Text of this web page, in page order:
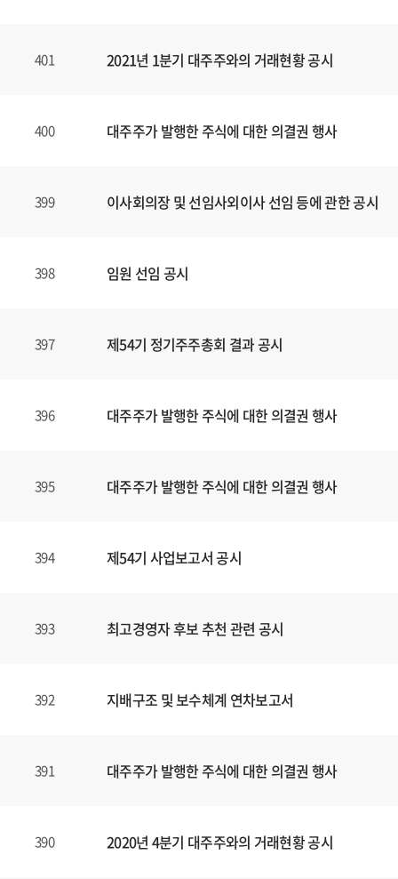
401 2021년 1분기 대주주와의 거래현황 공시
400 대주주가 발행한 주식에 대한 의결권 행사
399 이사회의장 및 선임사외이사 선임 등에 관한 공시
398 임원 선임 공시
397 제54기 정기주주총회 결과 공시
396 대주주가 발행한 주식에 대한 의결권 행사
395 대주주가 발행한 주식에 대한 의결권 행사
394 제54기 사업보고서 공시
393 최고경영자 후보 추천 관련 공시
392 지배구조 및 보수체계 연차보고서
391 대주주가 발행한 주식에 대한 의결권 행사
390 2020년 4분기 대주주와의 거래현황 공시